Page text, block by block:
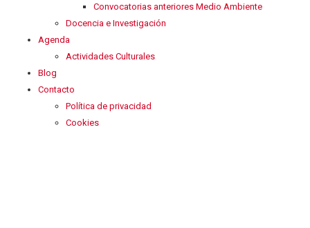
Convocatorias anteriores Medio Ambiente
Docencia e Investigación
Agenda
Actividades Culturales
Blog
Contacto
Política de privacidad
Cookies